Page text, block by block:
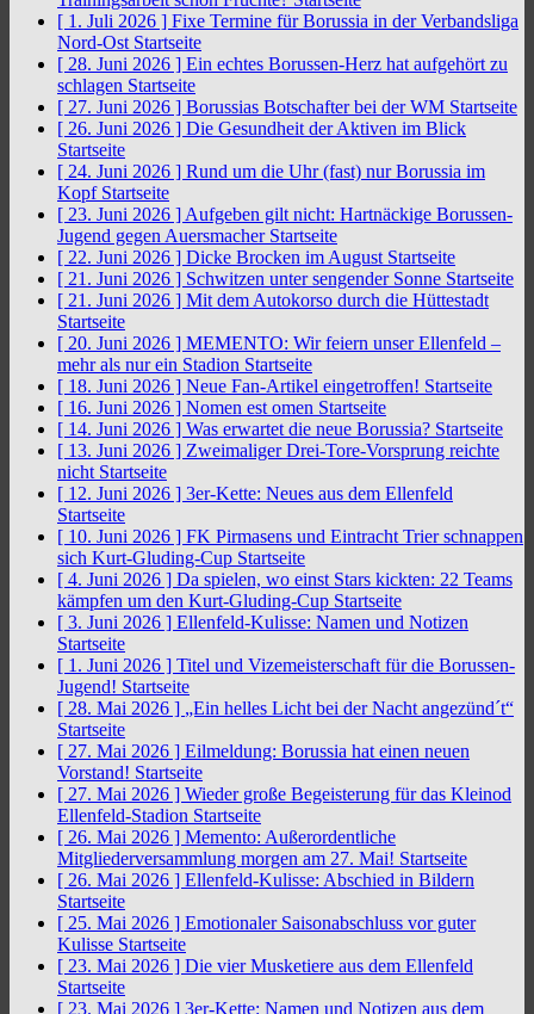
[ 1. Juli 2026 ] Fixe Termine für Borussia in der Verbandsliga
Nord-Ost Startseite
[ 28. Juni 2026 ] Ein echtes Borussen-Herz hat aufgehört zu
schlagen Startseite
[ 27. Juni 2026 ] Borussias Botschafter bei der WM Startseite
[ 26. Juni 2026 ] Die Gesundheit der Aktiven im Blick
Startseite
[ 24. Juni 2026 ] Rund um die Uhr (fast) nur Borussia im
Kopf Startseite
[ 23. Juni 2026 ] Aufgeben gilt nicht: Hartnäckige Borussen-
Jugend gegen Auersmacher Startseite
[ 22. Juni 2026 ] Dicke Brocken im August Startseite
[ 21. Juni 2026 ] Schwitzen unter sengender Sonne Startseite
[ 21. Juni 2026 ] Mit dem Autokorso durch die Hüttestadt
Startseite
[ 20. Juni 2026 ] MEMENTO: Wir feiern unser Ellenfeld –
mehr als nur ein Stadion Startseite
[ 18. Juni 2026 ] Neue Fan-Artikel eingetroffen! Startseite
[ 16. Juni 2026 ] Nomen est omen Startseite
[ 14. Juni 2026 ] Was erwartet die neue Borussia? Startseite
[ 13. Juni 2026 ] Zweimaliger Drei-Tore-Vorsprung reichte
nicht Startseite
[ 12. Juni 2026 ] 3er-Kette: Neues aus dem Ellenfeld
Startseite
[ 10. Juni 2026 ] FK Pirmasens und Eintracht Trier schnappen
sich Kurt-Gluding-Cup Startseite
[ 4. Juni 2026 ] Da spielen, wo einst Stars kickten: 22 Teams
kämpfen um den Kurt-Gluding-Cup Startseite
[ 3. Juni 2026 ] Ellenfeld-Kulisse: Namen und Notizen
Startseite
[ 1. Juni 2026 ] Titel und Vizemeisterschaft für die Borussen-
Jugend! Startseite
[ 28. Mai 2026 ] „Ein helles Licht bei der Nacht angezünd´t“
Startseite
[ 27. Mai 2026 ] Eilmeldung: Borussia hat einen neuen
Vorstand! Startseite
[ 27. Mai 2026 ] Wieder große Begeisterung für das Kleinod
Ellenfeld-Stadion Startseite
[ 26. Mai 2026 ] Memento: Außerordentliche
Mitgliederversammlung morgen am 27. Mai! Startseite
[ 26. Mai 2026 ] Ellenfeld-Kulisse: Abschied in Bildern
Startseite
[ 25. Mai 2026 ] Emotionaler Saisonabschluss vor guter
Kulisse Startseite
[ 23. Mai 2026 ] Die vier Musketiere aus dem Ellenfeld
Startseite
[ 23. Mai 2026 ] 3er-Kette: Namen und Notizen aus dem